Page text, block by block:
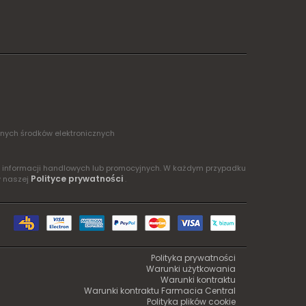
środków elektronicznych
handlowych lub promocyjnych. W każdym przypadku
naszej Polityce prywatności .
Polityka prywatności
Warunki użytkowania
Warunki kontraktu
Warunki kontraktu Farmacia Central
Polityka plików cookie